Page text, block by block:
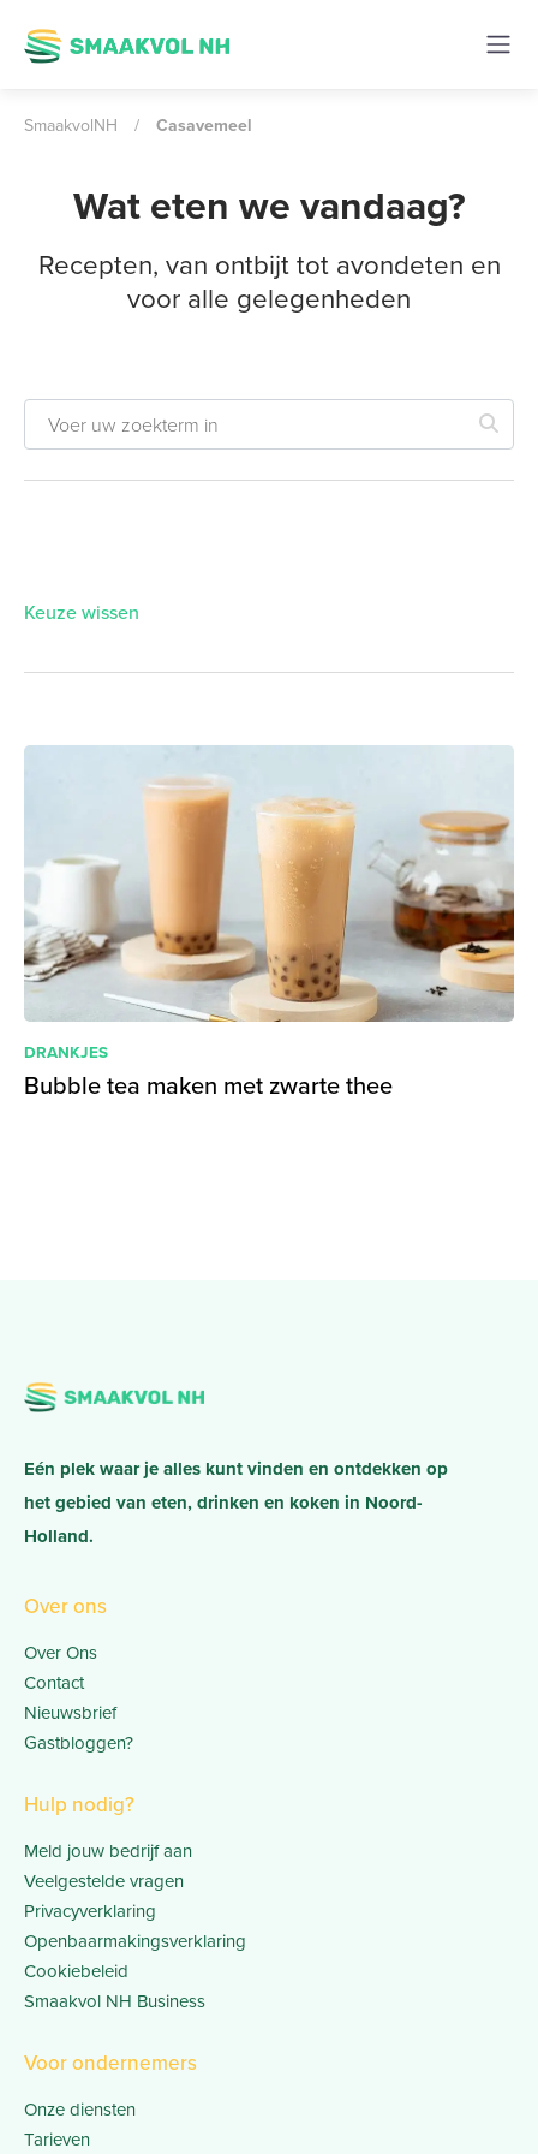
SmaakvolNH / Casavemeel
Wat eten we vandaag?
Recepten, van ontbijt tot avondeten en
voor alle gelegenheden
Keuze wissen
DRANKJES
Bubble tea maken met zwarte thee
Eén plek waar je alles kunt vinden en ontdekken op
het gebied van eten, drinken en koken in Noord-
Holland.
Over ons
Over Ons
Contact
Nieuwsbrief
Gastbloggen?
Hulp nodig?
Meld jouw bedrijf aan
Veelgestelde vragen
Privacyverklaring
Openbaarmakingsverklaring
Cookiebeleid
Smaakvol NH Business
Voor ondernemers
Onze diensten
Tarieven